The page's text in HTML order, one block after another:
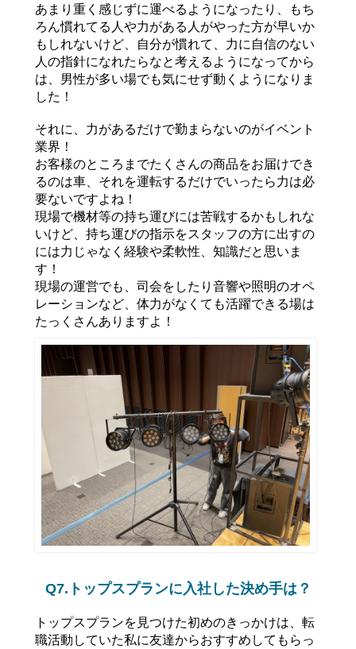
あまり重く感じずに運べるようになったり、もち
ろん慣れてる人や力がある人がやった方が早いか
もしれないけど、自分が慣れて、力に自信のない
人の指針になれたらなと考えるようになってから
は、男性が多い場でも気にせず動くようになりま
した！
それに、力があるだけで勤まらないのがイベント
業界！
お客様のところまでたくさんの商品をお届けでき
るのは車、それを運転するだけでいったら力は必
要ないですよね！
現場で機材等の持ち運びには苦戦するかもしれな
いけど、持ち運びの指示をスタッフの方に出すの
には力じゃなく経験や柔軟性、知識だと思いま
す！
現場の運営でも、司会をしたり音響や照明のオペ
レーションなど、体力がなくても活躍できる場は
たっくさんありますよ！
Q7.トップスプランに入社した決め手は？
トップスプランを見つけた初めのきっかけは、転
職活動していた私に友達からおすすめしてもらっ